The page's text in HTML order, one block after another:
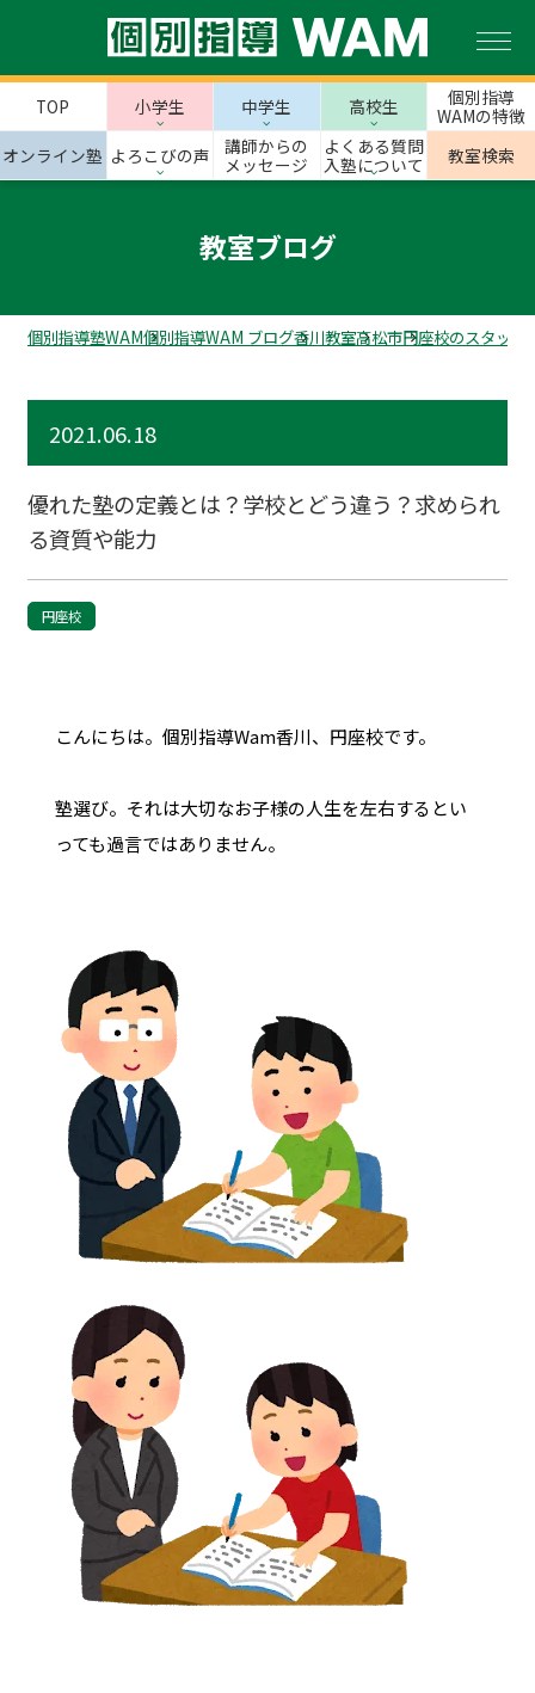
TOP 小学生 中学生 高校生
個別指導
WAMの特徴
オンライン塾 よろこびの声
講師からの
メッセージ
よくある質問
入塾について
教室検索
教室ブログ
個別指導塾WAM個別指導WAM ブログ香川教室高松市円座校のスタッフ
2021.06.18
優れた塾の定義とは？学校とどう違う？求められ
る資質や能力
円座校
こんにちは。個別指導Wam香川、円座校です。
塾選び。それは大切なお子様の人生を左右するとい
っても過言ではありません。